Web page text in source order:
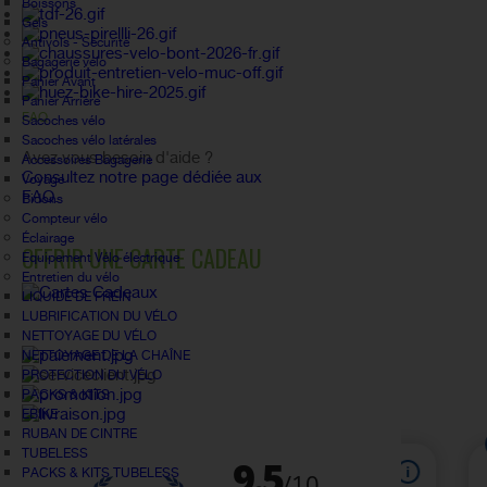
Boissons
Gels
Antivols - Sécurité
Bagagerie vélo
Panier Avant
Panier Arrière
Sacoches vélo
Sacoches vélo latérales
Accessoires Bagagerie
Voyage
Bidons
Compteur vélo
Éclairage
Equipement Vélo électrique
Entretien du vélo
LIQUIDE DE FREIN
LUBRIFICATION DU VÉLO
NETTOYAGE DU VÉLO
NETTOYAGE DE LA CHAÎNE
PROTECTION DU VÉLO
PACKS & KITS
EBIKE
RUBAN DE CINTRE
TUBELESS
PACKS & KITS TUBELESS
FAQ
Avez vous besoin d'aide ?
Consultez notre page dédiée aux
FAQ.
OFFRIR UNE CARTE CADEAU